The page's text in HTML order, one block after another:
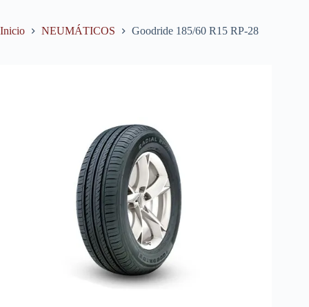
Inicio NEUMÁTICOS Goodride 185/60 R15 RP-28